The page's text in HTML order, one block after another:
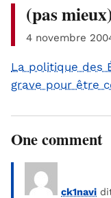
(pas
4 novembre
La politique des
grave pour être
One comment
ck1navi